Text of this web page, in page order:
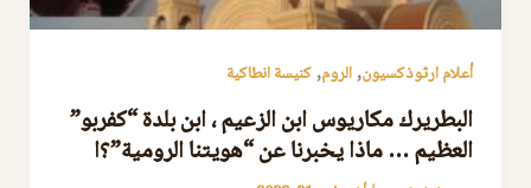
أعلام ارثوذكسيون,الروم,كنيسة انطاكية
البطريرك مكاريوس ابن الزعيم ، ابن بلدة “كفربو”
العظيم … ماذا يخبرنا عن “هويتنا الرومية”؟ا